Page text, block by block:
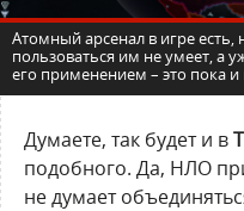
Атомный арсенал в игре есть,
пользоваться им не умеет, а
его применением – это пока и
Думаете, так будет и в
подобного. Да, НЛО
не думает